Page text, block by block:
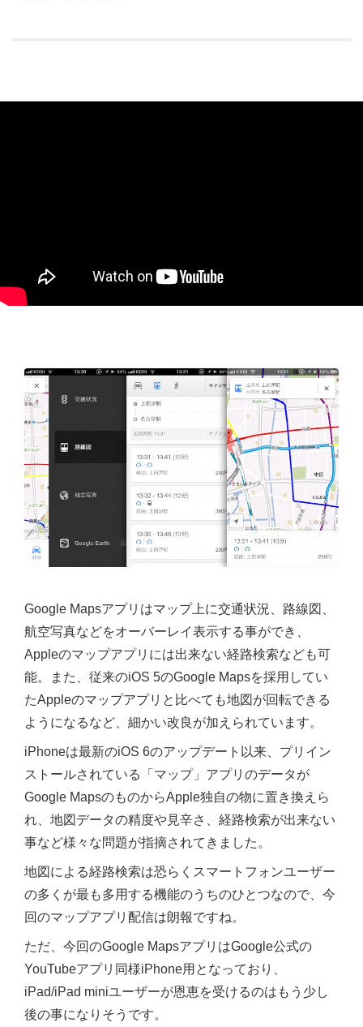
Google Mapsアプリはマップ上に交通状況、路線図、
航空写真などをオーバーレイ表示する事ができ、
Appleのマップアプリには出来ない経路検索なども可
能。また、従来のiOS 5のGoogle Mapsを採用してい
たAppleのマップアプリと比べても地図が回転できる
ようになるなど、細かい改良が加えられています。
iPhoneは最新のiOS 6のアップデート以来、プリイン
ストールされている「マップ」アプリのデータが
Google MapsのものからApple独自の物に置き換えら
れ、地図データの精度や見辛さ、経路検索が出来ない
事など様々な問題が指摘されてきました。
地図による経路検索は恐らくスマートフォンユーザー
の多くが最も多用する機能のうちのひとつなので、今
回のマップアプリ配信は朗報ですね。
ただ、今回のGoogle MapsアプリはGoogle公式の
YouTubeアプリ同様iPhone用となっており、
iPad/iPad miniユーザーが恩恵を受けるのはもう少し
後の事になりそうです。